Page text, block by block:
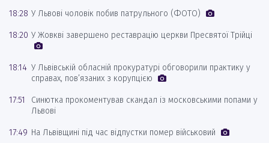
18:28 У Львові чоловік побив патрульного (ФОТО)
18:20 У Жовкві завершено реставрацію церкви Пресвятої Трійці
18:14 У Львівській обласній прокуратурі обговорили практику у
справах, пов’язаних з корупцією
17:51
Синютка прокоментував скандал із московськими попами у
Львові
17:49 На Львівщині під час відпустки помер військовий